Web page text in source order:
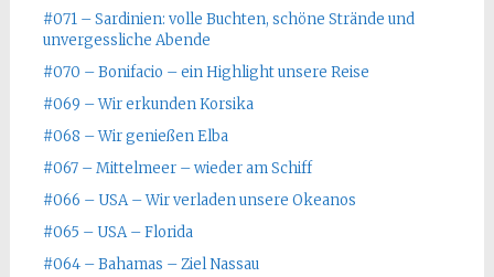
#071 – Sardinien: volle Buchten, schöne Strände und
unvergessliche Abende
#070 – Bonifacio – ein Highlight unsere Reise
#069 – Wir erkunden Korsika
#068 – Wir genießen Elba
#067 – Mittelmeer – wieder am Schiff
#066 – USA – Wir verladen unsere Okeanos
#065 – USA – Florida
#064 – Bahamas – Ziel Nassau